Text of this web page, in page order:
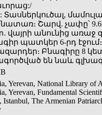
Տասներկուծալ,
Շարվ. չափը՝
վայրի անունից առաջ
պատկեր 6-րդ
Բնագիրը 8
են նաև
Yerevan, National Library of
Yerevan, Fundamental
Istanbul, The Armenian